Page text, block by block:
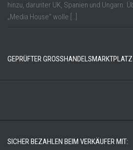
hinzu, darunter UK, Spanien und Ungarn.
„Media House“ wolle […]
GEPRÜFTER GROSSHANDELSMARKTPLATZ
SICHER BEZAHLEN BEIM VERKÄUFER MIT: